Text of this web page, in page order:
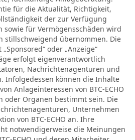
für die Aktualität, Richtigkeit,
der zur Verfügung
für Vermögensschäden wird
stillschweigend übernommen. Die
oder „Anzeige“
erfolgt eigenverantwortlich
Nachrichtenagenturen und
Infolgedessen können die Inhalte
Anlageinteressen von BTC-ECHO
oder Organen bestimmt sein. Die
Unternehmen
von BTC-ECHO an. Ihre
notwendigerweise die Meinungen